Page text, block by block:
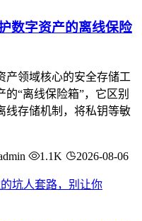
数字资产的离线保险
产领域核心的安全存储工
“离线保险箱”，它区别
线存储机制，将私钥等敏
1.1K 2026-08-06